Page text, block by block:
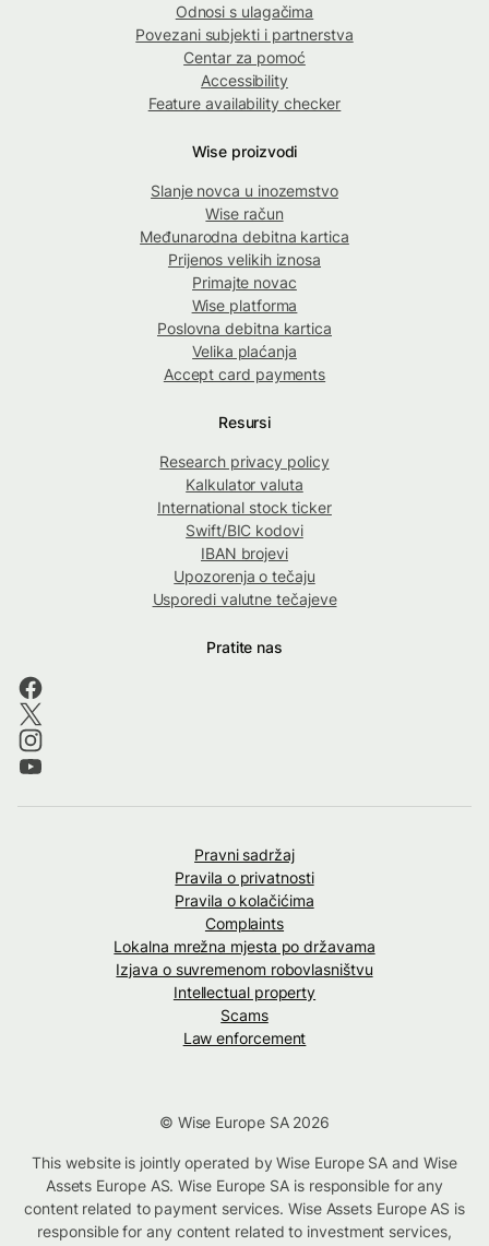
Odnosi s ulagačima
Povezani subjekti i partnerstva
Centar za pomoć
Accessibility
Feature availability checker
Wise proizvodi
Slanje novca u inozemstvo
Wise račun
Međunarodna debitna kartica
Prijenos velikih iznosa
Primajte novac
Wise platforma
Poslovna debitna kartica
Velika plaćanja
Accept card payments
Resursi
Research privacy policy
Kalkulator valuta
International stock ticker
Swift/BIC kodovi
IBAN brojevi
Upozorenja o tečaju
Usporedi valutne tečajeve
Pratite nas
Pravni sadržaj
Pravila o privatnosti
Pravila o kolačićima
Complaints
Lokalna mrežna mjesta po državama
Izjava o suvremenom robovlasništvu
Intellectual property
Scams
Law enforcement
© Wise Europe SA 2026
This website is jointly operated by Wise Europe SA and Wise
Assets Europe AS. Wise Europe SA is responsible for any
content related to payment services. Wise Assets Europe AS is
responsible for any content related to investment services,